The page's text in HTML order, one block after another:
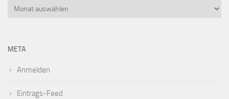
Archiv
META
Anmelden
Eintrags-Feed